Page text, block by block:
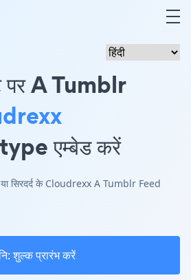
पर A Tumblr
एम्बेड करें
या सिरदर्द के Cloudrexx A Tumblr Feed
शुल्क प्रारंभ करें